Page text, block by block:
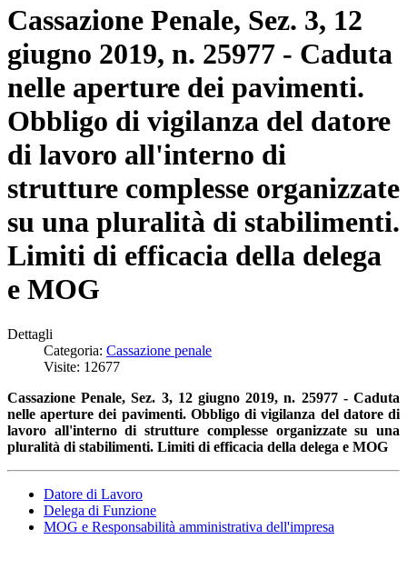
Cassazione Penale, Sez. 3, 12
giugno 2019, n. 25977 - Caduta
nelle aperture dei pavimenti.
Obbligo di vigilanza del datore
di lavoro all'interno di
strutture complesse organizzate
su una pluralità di stabilimenti.
Limiti di efficacia della delega
e MOG
Dettagli
Categoria: Cassazione penale
Visite: 12677
Cassazione Penale, Sez. 3, 12 giugno 2019, n. 25977 - Caduta
nelle aperture dei pavimenti. Obbligo di vigilanza del datore di
lavoro all'interno di strutture complesse organizzate su una
pluralità di stabilimenti. Limiti di efficacia della delega e MOG
Datore di Lavoro
Delega di Funzione
MOG e Responsabilità amministrativa dell'impresa